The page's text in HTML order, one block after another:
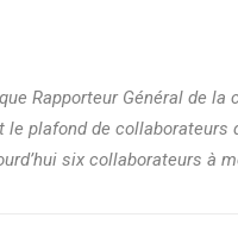
Rapporteur Général de
plafond de
six collaborateurs à